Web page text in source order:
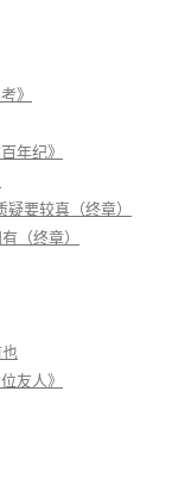
》
年纪》
要较真（终章）
（终章）
友人》